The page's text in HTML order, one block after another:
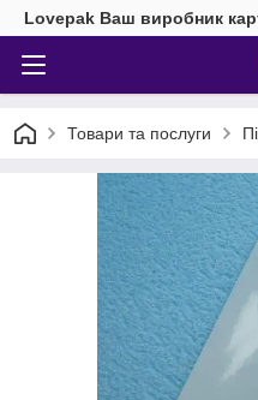
Lovepak Ваш виробник
Товари та послуги